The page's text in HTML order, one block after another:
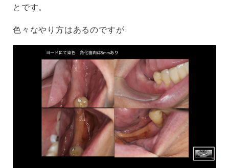
とです。
色々なやり方はあるのですが